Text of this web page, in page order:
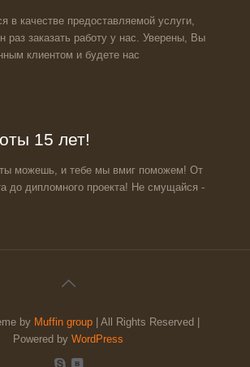
в качестве предоставляемой услуги,
раз заказать работу у нас. Уверены, Вы
клиентом и будете нас
15 лет!
ты можешь, и тебе мы вмиг поможем! От
до дипломного проекта! Не смущайся -
by Muffin group | All Rights Reserved |
Powered by WordPress